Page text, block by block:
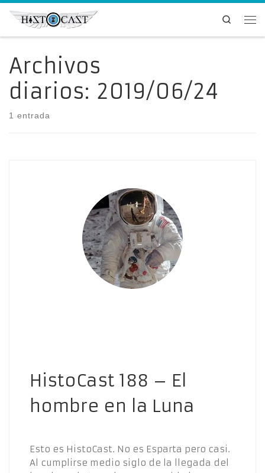
Saltar al contenido
Search
Archivos
diarios: 2019/06/24
1 entrada
HistoCast 188 – El
hombre en la Luna
Esto es HistoCast. No es Esparta pero casi.
Al cumplirse medio siglo de la llegada del